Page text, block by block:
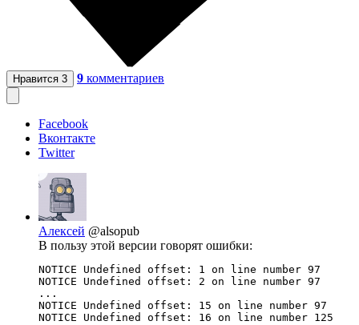
Нравится 3 9 комментариев
Facebook
Вконтакте
Twitter
Алексей @alsopub
В пользу этой версии говорят ошибки:
NOTICE Undefined offset: 1 on line number 97
NOTICE Undefined offset: 2 on line number 97
...
NOTICE Undefined offset: 15 on line number 97
NOTICE Undefined offset: 16 on line number 125